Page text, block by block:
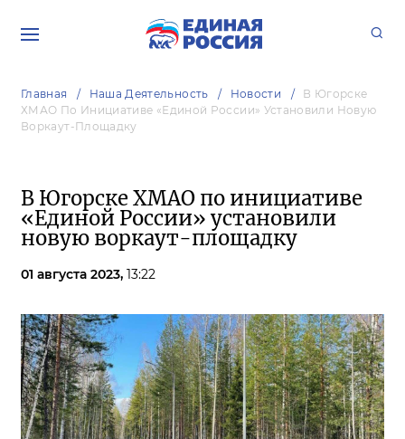
Главная Наша Деятельность Новости
В Югорске
ХМАО По Инициативе «Единой России» Установили Новую
Воркаут-Площадку
В Югорске ХМАО по инициативе
«Единой России» установили
новую воркаут-площадку
01 августа 2023, 13:22